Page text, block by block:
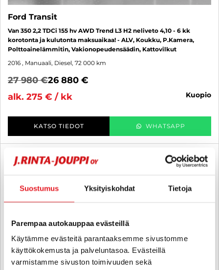
Suostumus Yksityiskohdat Tietoja
Parempaa autokauppaa evästeillä
Käytämme evästeitä parantaaksemme sivustomme
käyttökokemusta ja palveluntasoa. Evästeillä
varmistamme sivuston toimivuuden sekä
Ford Transit
Van 350 2,2 TDCi 155 hv AWD Trend L3 H2 neliveto 4,10 - 6 kk
korotonta ja kulutonta maksuaikaa! - ALV, Koukku, P.Kamera,
Polttoainelämmitin, Vakionopeudensäädin, Kattovilkut
2016 , Manuaali, Diesel, 72 000 km
27 980 €26 880 €
alk. 275 € / kk
kuopio
KATSO TIEDOT WHATSAPP
6 kk korotonta ja kulutonta